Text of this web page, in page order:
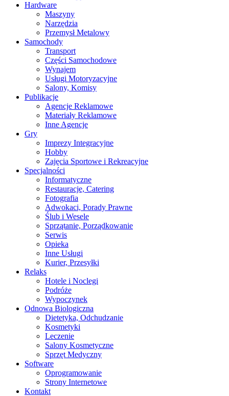
Hardware
Maszyny
Narzędzia
Przemysł Metalowy
Samochody
Transport
Części Samochodowe
Wynajem
Usługi Motoryzacyjne
Salony, Komisy
Publikacje
Agencje Reklamowe
Materiały Reklamowe
Inne Agencje
Gry
Imprezy Integracyjne
Hobby
Zajęcia Sportowe i Rekreacyjne
Specjalności
Informatyczne
Restauracje, Catering
Fotografia
Adwokaci, Porady Prawne
Ślub i Wesele
Sprzątanie, Porządkowanie
Serwis
Opieka
Inne Usługi
Kurier, Przesyłki
Relaks
Hotele i Noclegi
Podróże
Wypoczynek
Odnowa Biologiczna
Dietetyka, Odchudzanie
Kosmetyki
Leczenie
Salony Kosmetyczne
Sprzęt Medyczny
Software
Oprogramowanie
Strony Internetowe
Kontakt